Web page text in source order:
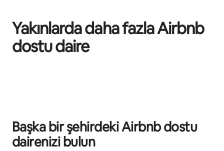
Yakınlarda daha fazla Airbnb
dostu daire
Başka bir şehirdeki Airbnb dostu
dairenizi bulun